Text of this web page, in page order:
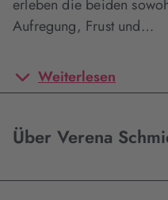
erleben die beiden
Aufregung, Frust und…
Weiterlesen
Über Verena